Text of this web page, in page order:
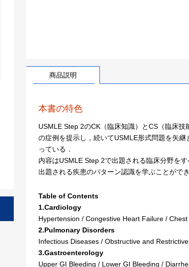
商品説明
本書の特色
USMLE Step 2のCK（臨床知識）とCS（臨床
の症例を提示し，続いてUSMLE形式問題を矢
っている．
内容はUSMLE Step 2で出題される臨床分野を
出題される疾患のパターン認識を学ぶことがで
Table of Contents
1.Cardiology
Hypertension / Congestive Heart Failure /
2.Pulmonary Disorders
Infectious Diseases / Obstructive and
3.Gastroenterology
Upper GI Bleeding / Lower GI Bleeding /